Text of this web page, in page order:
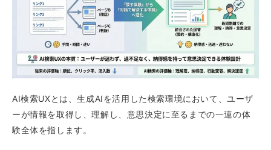
AI検索UXとは、生成AIを活用した検索環境において、ユーザ
ーが情報を取得し、理解し、意思決定に至るまでの一連の体
験全体を指します。